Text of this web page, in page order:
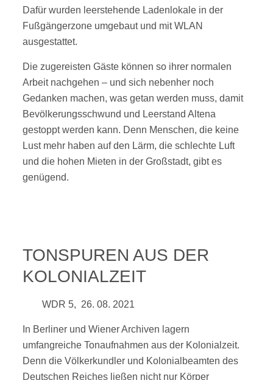
Dafür wurden leerstehende Ladenlokale in der
Fußgängerzone umgebaut und mit WLAN
ausgestattet.
Die zugereisten Gäste können so ihrer normalen
Arbeit nachgehen – und sich nebenher noch
Gedanken machen, was getan werden muss, damit
Bevölkerungsschwund und Leerstand Altena
gestoppt werden kann. Denn Menschen, die keine
Lust mehr haben auf den Lärm, die schlechte Luft
und die hohen Mieten in der Großstadt, gibt es
genügend.
TONSPUREN AUS DER
KOLONIALZEIT
WDR 5, 26. 08. 2021
In Berliner und Wiener Archiven lagern
umfangreiche Tonaufnahmen aus der Kolonialzeit.
Denn die Völkerkundler und Kolonialbeamten des
Deutschen Reiches ließen nicht nur Körper